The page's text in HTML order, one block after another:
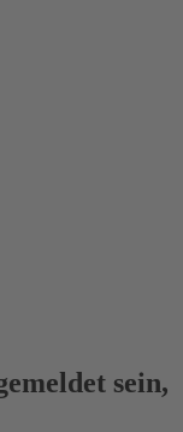
sein,